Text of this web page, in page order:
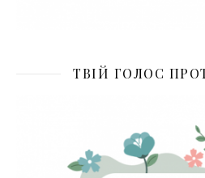
ТВІЙ ГОЛОС